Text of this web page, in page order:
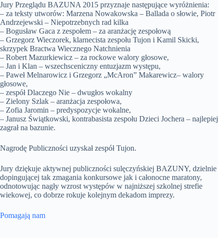
Jury Przeglądu BAZUNA 2015 przyznaje następujące wyróżnienia:
– za teksty utworów: Marzena Nowakowska – Ballada o słowie, Piotr
Andrzejewski – Niepotrzebnych rad kilka
– Bogusław Gaca z zespołem – za aranżację zespołową
– Grzegorz Wieczorek, klarnecista zespołu Tujon i Kamil Skicki,
skrzypek Bractwa Wiecznego Natchnienia
– Robert Mazurkiewicz – za rockowe walory głosowe,
– Jan i Klan – wszechsceniczny entuzjazm występu,
– Paweł Melnarowicz i Grzegorz „McAron” Makarewicz– walory
głosowe,
– zespół Dlaczego Nie – dwugłos wokalny
– Zielony Szlak – aranżacja zespołowa,
– Zofia Jaromin – predyspozycje wokalne,
– Janusz Świątkowski, kontrabasista zespołu Dzieci Jochera – najlepiej
zagrał na bazunie.
Nagrodę Publiczności uzyskał zespół Tujon.
Jury dziękuje aktywnej publiczności sulęczyńskiej BAZUNY, dzielnie
dopingującej tak zmagania konkursowe jak i całonocne maratony,
odnotowując nagły wzrost występów w najniższej szkolnej strefie
wiekowej, co dobrze rokuje kolejnym dekadom imprezy.
Pomagają nam